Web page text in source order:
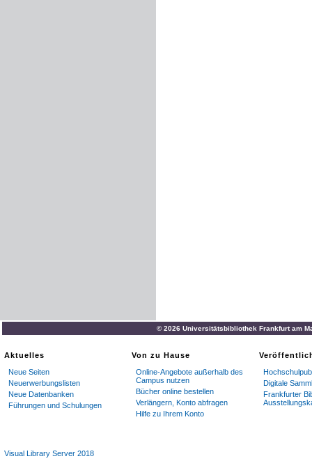
© 2026 Universitätsbibliothek Frankfurt am
Aktuelles
Neue Seiten
Neuerwerbungslisten
Neue Datenbanken
Führungen und Schulungen
Von zu Hause
Online-Angebote außerhalb des
Campus nutzen
Bücher online bestellen
Verlängern, Konto abfragen
Hilfe zu Ihrem Konto
Digitale
Frankfurter
Visual Library Server 2018